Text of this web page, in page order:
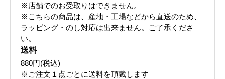
※店舗でのお受取りはできません。
※こちらの商品は、産地・工場などから直送のため、
ラッピング・のし対応は出来ません。ご了承くださ
い。
送料
880円(税込)
※ご注文１点ごとに送料を頂戴します